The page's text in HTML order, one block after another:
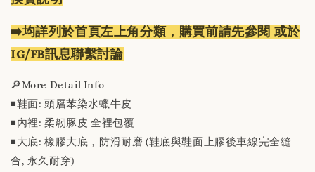
➡️均詳列於首頁左上角分類，購買前請先參閱 或於
IG/FB訊息聯繫討論
🔎More Detail Info
◾️鞋面: 頭層苯染水蠟牛皮
◾️內裡: 柔韌豚皮 全裡包覆
◾️大底: 橡膠大底，防滑耐磨 (鞋底與鞋面上膠後車線完全縫
合, 永久耐穿)